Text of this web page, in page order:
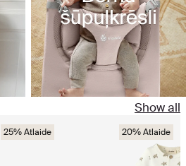
Show all
25% Atlaide 20% Atlaide